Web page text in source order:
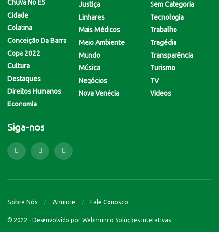
Chuva No ES
Cidade
Colatina
Conceição Da Barra
Copa 2022
Cultura
Destaques
Direitos Humanos
Economia
Justiça
Linhares
Mais Médicos
Meio Ambiente
Mundo
Música
Negócios
Nova Venécia
Sem Categoria
Tecnologia
Trabalho
Tragédia
Transparência
Turismo
TV
Videos
Siga-nos
Sobre Nós Anuncie Fale Conosco
© 2022 - Desenvolvido por Webmundo Soluções Interativas